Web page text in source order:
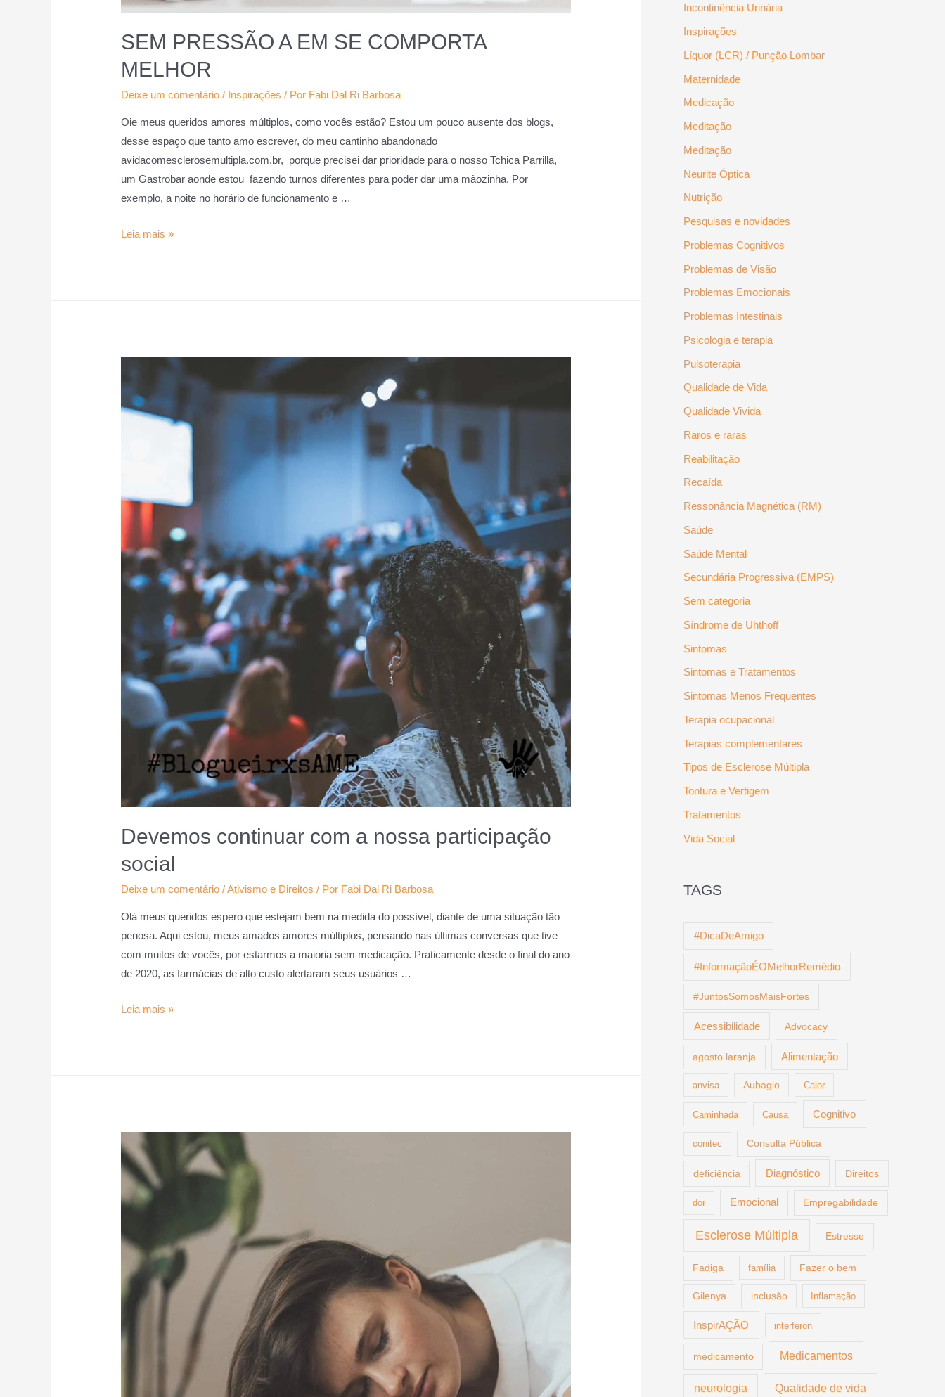
SEM PRESSÃO A EM SE COMPORTA
MELHOR
Deixe um comentário / Inspirações / Por Fabi Dal Ri Barbosa
Oie meus queridos amores múltiplos, como vocês estão? Estou um pouco ausente dos blogs,
desse espaço que tanto amo escrever, do meu cantinho abandonado
avidacomesclerosemultipla.com.br, porque precisei dar prioridade para o nosso Tchica Parrilla,
um Gastrobar aonde estou fazendo turnos diferentes para poder dar uma mãozinha. Por
exemplo, a noite no horário de funcionamento e …
Leia mais »
Devemos continuar com a nossa participação
social
Deixe um comentário /Ativismo e Direitos / Por Fabi Dal Ri Barbosa
Olá meus queridos espero que estejam bem na medida do possível, diante de uma situação tão
penosa. Aqui estou, meus amados amores múltiplos, pensando nas últimas conversas que tive
com muitos de vocês, por estarmos a maioria sem medicação. Praticamente desde o final do ano
de 2020, as farmácias de alto custo alertaram seus usuários …
Leia mais »
Incontinência Urinária
Inspirações
Líquor (LCR) / Punção Lombar
Maternidade
Medicação
Meditação
Meditação
Neurite Óptica
Nutrição
Pesquisas e novidades
Problemas Cognitivos
Problemas de Visão
Problemas Emocionais
Problemas Intestinais
Psicologia e terapia
Pulsoterapia
Qualidade de Vida
Qualidade Vivida
Raros e raras
Reabilitação
Recaída
Ressonância Magnética (RM)
Saúde
Saúde Mental
Secundária Progressiva (EMPS)
Sem categoria
Síndrome de Uhthoff
Sintomas
Sintomas e Tratamentos
Sintomas Menos Frequentes
Terapia ocupacional
Terapias complementares
Tipos de Esclerose Múltipla
Tontura e Vertigem
Tratamentos
Vida Social
TAGS
#DicaDeAmigo
#InformaçãoÉOMelhorRemédio
#JuntosSomosMaisFortes
Acessibilidade Advocacy
agosto laranja Alimentação
anvisa Aubagio Calor
Caminhada Causa Cognitivo
conitec Consulta Pública
deficiência Diagnóstico Direitos
dor Emocional Empregabilidade
Esclerose Múltipla Estresse
Fadiga família Fazer o bem
Gilenya inclusão Inflamação
InspirAÇÃO interferon
medicamento Medicamentos
neurologia Qualidade de vida